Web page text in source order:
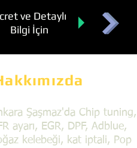
ve Detaylı
Bilgi İçin
Şaşmaz'da Chip tuning,
ayarı, EGR, DPF, Adblue,
kelebeği, kat iptali, Pop